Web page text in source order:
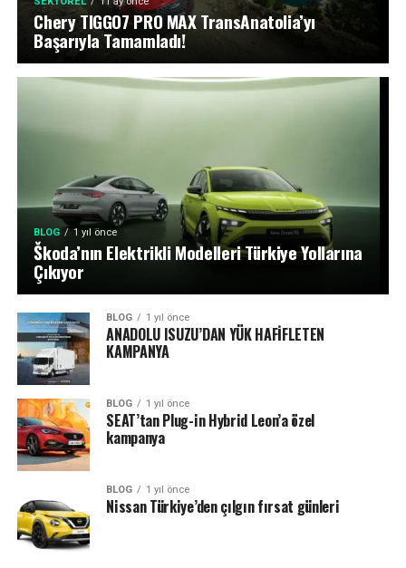
Chery TIGGO7 PRO MAX TransAnatolia’yı
Başarıyla Tamamladı!
BLOG 1 yıl önce
Škoda’nın Elektrikli Modelleri Türkiye Yollarına
Çıkıyor
BLOG 1 yıl önce
ANADOLU ISUZU’DAN YÜK HAFİFLETEN
KAMPANYA
BLOG 1 yıl önce
SEAT’tan Plug-in Hybrid Leon’a özel
kampanya
BLOG 1 yıl önce
Nissan Türkiye’den çılgın fırsat günleri